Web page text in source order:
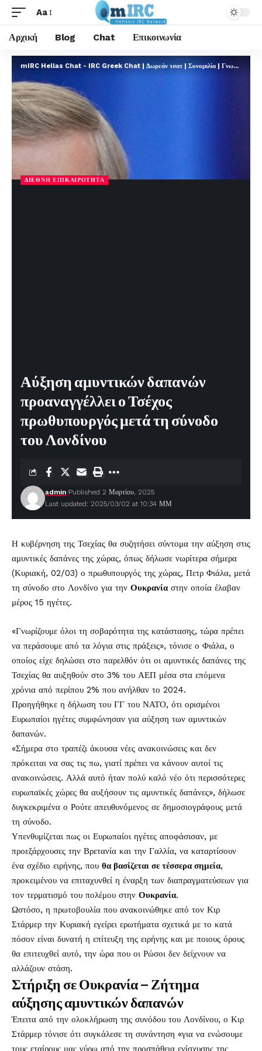
Aa
Αρχική Blog Chat Επικοινωνία
mIRC Hellas Chat - IRC Greek Chat | Δωρεάν τσατ | Συνομιλία | Γνωριμίες | FREE
ΔΙΕΘΝΉ ΕΠΙΚΑΙΡΌΤΗΤΑ
Αύξηση αμυντικών δαπανών
προαναγγέλλει ο Τσέχος
πρωθυπουργός μετά τη σύνοδο
του Λονδίνου
Last updated: 2025/03/02 at 10:34 ΜΜ
admin Published 2 Μαρτίου, 2025
Η κυβέρνηση της Τσεχίας θα συζητήσει σύντομα την αύξηση στις
αμυντικές δαπάνες της χώρας, όπως δήλωσε νωρίτερα σήμερα
(Κυριακή, 02/03) ο πρωθυπουργός της χώρας, Πετρ Φιάλα, μετά
τη σύνοδο στο Λονδίνο για την Ουκρανία στην οποία έλαβαν
μέρος 15 ηγέτες.
«Γνωρίζουμε όλοι τη σοβαρότητα της κατάστασης, τώρα πρέπει
να περάσουμε από τα λόγια στις πράξεις», τόνισε ο Φιάλα, ο
οποίος είχε δηλώσει στο παρελθόν ότι οι αμυντικές δαπάνες της
Τσεχίας θα αυξηθούν στο 3% του ΑΕΠ μέσα στα επόμενα
χρόνια από περίπου 2% που ανήλθαν το 2024.
Προηγήθηκε η δήλωση του ΓΓ του ΝΑΤΟ, ότι ορισμένοι
Ευρωπαίοι ηγέτες συμφώνησαν για αύξηση των αμυντικών
δαπανών.
«Σήμερα στο τραπέζι άκουσα νέες ανακοινώσεις και δεν
πρόκειται να σας τις πω, γιατί πρέπει να κάνουν αυτοί τις
ανακοινώσεις. Αλλά αυτό ήταν πολύ καλό νέο ότι περισσότερες
ευρωπαϊκές χώρες θα αυξήσουν τις αμυντικές δαπάνες», δήλωσε
δυγκεκριμένα ο Ρούτε απευθυνόμενος σε δημοσιογράφους μετά
τη σύνοδο.
Υπενθυμίζεται πως οι Ευρωπαίοι ηγέτες αποφάσισαν, με
προεξάρχουσες την Βρετανία και την Γαλλία, να καταρτίσουν
ένα σχέδιο ειρήνης, που θα βασίζεται σε τέσσερα σημεία,
προκειμένου να επιταχυνθεί η έναρξη των διαπραγματεύσεων για
τον τερματισμό του πολέμου στην Ουκρανία.
Ωστόσο, η πρωτοβουλία που ανακοινώθηκε από τον Κιρ
Στάρμερ την Κυριακή εγείρει ερωτήματα σχετικά με το κατά
πόσον είναι δυνατή η επίτευξη της ειρήνης και με ποιους όρους
θα επιτευχθεί αυτό, την ώρα που οι Ρώσοι δεν δείχνουν να
αλλάζουν στάση.
Στήριξη σε Ουκρανία – Ζήτημα
αύξησης αμυντικών δαπανών
Έπειτα από την ολοκλήρωση της συνόδου του Λονδίνου, ο Κιρ
Στάρμερ τόνισε ότι συγκάλεσε τη συνάντηση «για να ενώσουμε
τους εταίρους μας γύρω από την προσπάθεια ενίσχυσης της